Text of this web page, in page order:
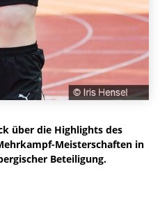
über die Highlights des
Meisterschaften in
Beteiligung.